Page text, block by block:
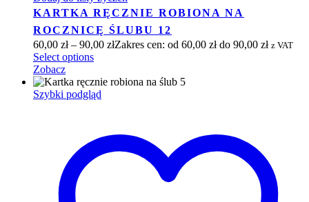
KARTKA RĘCZNIE ROBIONA NA
ROCZNICĘ ŚLUBU 12
60,00 zł – 90,00 złZakres cen: od 60,00 zł do 90,00 zł z VAT
Select options
Zobacz
Szybki podgląd